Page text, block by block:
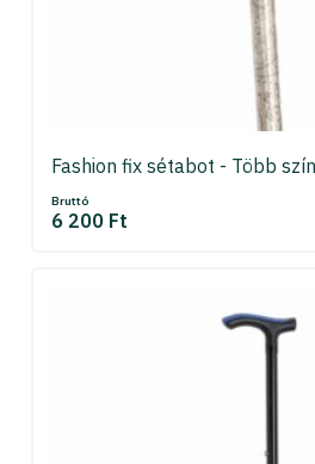
Fashion fix sétabot - Több
Bruttó
6 200 Ft